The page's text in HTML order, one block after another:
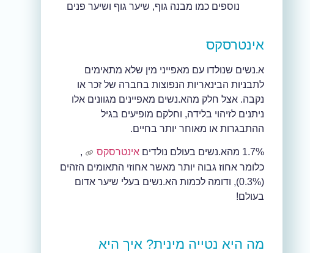
נוספים כמו מבנה גוף, שיער גוף ושיער פנים
אינטרסקס
א.נשים שנולדו עם מאפייני מין שלא מתאימים
לתבניות הבינאריות הנפוצות בחברה של זכר או
נקבה. אצל חלק מהא.נשים מאפיינים מגוונים אלו
ניתנים לזיהוי בלידה, וחלקם מופיעים בגיל
ההתבגרות או מאוחר יותר בחיים.
1.7% מהא.נשים בעולם נולדים אינטרסקס
,
כלומר אחוז גבוה יותר מאשר אחוזי התאומים הזהים
(0.3%), ודומה לכמות הא.נשים בעלי שיער אדום
בעולם!
מה היא נטייה מינית? איך היא